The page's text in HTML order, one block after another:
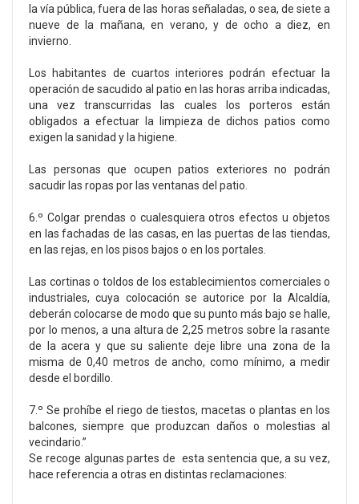
la vía pública, fuera de las horas señaladas, o sea, de siete a
nueve de la mañana, en verano, y de ocho a diez, en
invierno.
Los habitantes de cuartos interiores podrán efectuar la
operación de sacudido al patio en las horas arriba indicadas,
una vez transcurridas las cuales los porteros están
obligados a efectuar la limpieza de dichos patios como
exigen la sanidad y la higiene.
Las personas que ocupen patios exteriores no podrán
sacudir las ropas por las ventanas del patio.
6.º Colgar prendas o cualesquiera otros efectos u objetos
en las fachadas de las casas, en las puertas de las tiendas,
en las rejas, en los pisos bajos o en los portales.
Las cortinas o toldos de los establecimientos comerciales o
industriales, cuya colocación se autorice por la Alcaldía,
deberán colocarse de modo que su punto más bajo se halle,
por lo menos, a una altura de 2,25 metros sobre la rasante
de la acera y que su saliente deje libre una zona de la
misma de 0,40 metros de ancho, como mínimo, a medir
desde el bordillo.
7.º Se prohíbe el riego de tiestos, macetas o plantas en los
balcones, siempre que produzcan daños o molestias al
vecindario.”
Se recoge algunas partes de esta sentencia que, a su vez,
hace referencia a otras en distintas reclamaciones: